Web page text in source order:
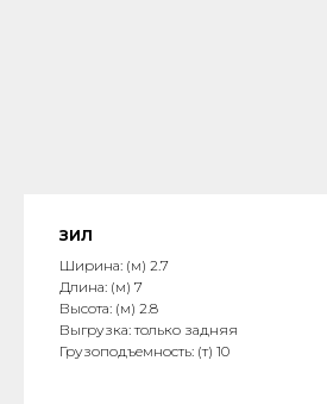
ЗИЛ
Ширина: (м) 2.7
Длина: (м) 7
Высота: (м) 2.8
Выгрузка: только задняя
Грузоподъемность: (т) 10